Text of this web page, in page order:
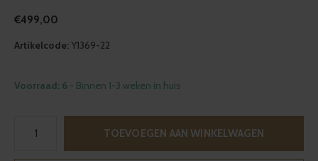
€499,00
Artikelcode: Y1369-22
Voorraad: 6 - Binnen 1-3 weken in huis
TOEVOEGEN AAN WINKELWAGEN